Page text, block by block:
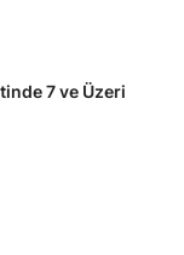
7 ve Üzeri